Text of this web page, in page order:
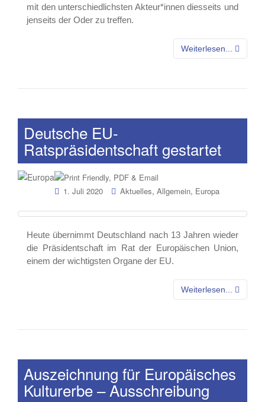
mit den unterschiedlichsten Akteur*innen diesseits und
jenseits der Oder zu treffen.
Weiterlesen...
Deutsche EU-
Ratspräsidentschaft gestartet
1. Juli 2020 Aktuelles, Allgemein, Europa
Heute übernimmt Deutschland nach 13 Jahren wieder
die Präsidentschaft im Rat der Europäischen Union,
einem der wichtigsten Organe der EU.
Weiterlesen...
Auszeichnung für Europäisches
Kulturerbe – Ausschreibung